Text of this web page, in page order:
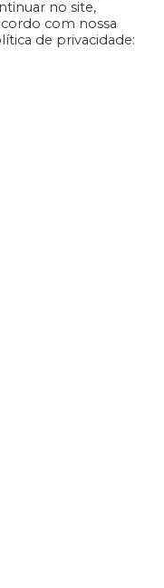
no site,
com nossa
de privacidade: